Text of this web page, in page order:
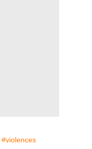
#violences